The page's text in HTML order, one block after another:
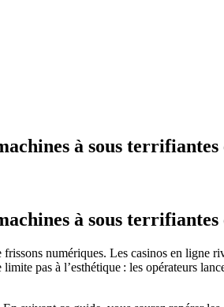
à sous terrifiantes
à sous terrifiantes
numériques. Les casinos en ligne
pas à l’esthétique : les opérateurs